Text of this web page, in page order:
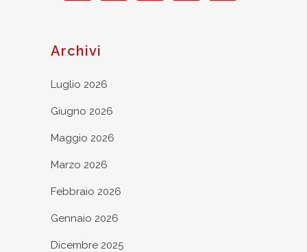
Archivi
Luglio 2026
Giugno 2026
Maggio 2026
Marzo 2026
Febbraio 2026
Gennaio 2026
Dicembre 2025